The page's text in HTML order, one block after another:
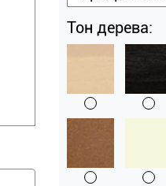
Тон дерева: